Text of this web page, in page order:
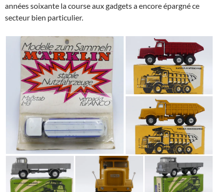
années soixante la course aux gadgets a encore épargné ce
secteur bien particulier.